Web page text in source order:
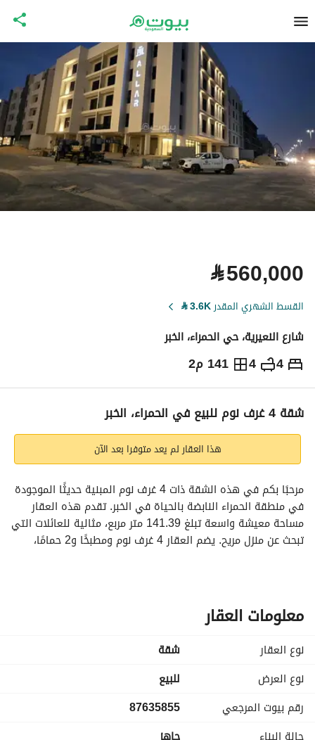
⃁560,000
القسط الشهري المقدر3.6K
⃁
شارع النعيرية، حي الحمراء، الخبر
4
4 141 م2 ⃁
560,000
التفاصيل معلومات ترخيص الإعلان شقة 4 غرف نوم للبيع في الحمراء، الخبر
هذا العقار لم يعد متوفرا بعد الآن
العقار اليوم! اتصل بنا لمزيد من التفاصيل.
معلومات العقار
نوع العقار
شقة
نوع العرض
للبيع
رقم بيوت المرجعي
87635855